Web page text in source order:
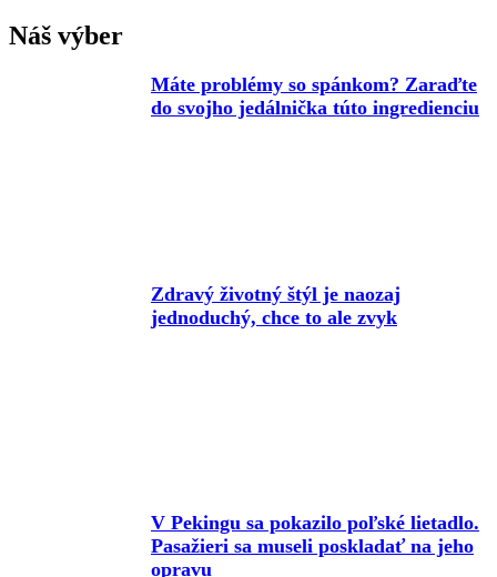
Náš výber
Máte problémy so spánkom? Zaraďte
do svojho jedálnička túto ingredienciu
Zdravý životný štýl je naozaj
jednoduchý, chce to ale zvyk
V Pekingu sa pokazilo poľské lietadlo.
Pasažieri sa museli poskladať na jeho
opravu